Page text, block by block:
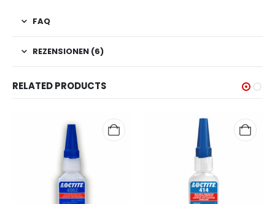
FAQ
REZENSIONEN (6)
RELATED PRODUCTS